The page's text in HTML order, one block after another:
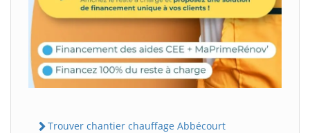
Trouver chantier chauffage Abbécourt